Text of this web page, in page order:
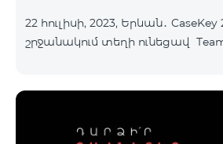
22 հուլիսի, 2023, Երևան․ CaseKey
շրջանակում տեղի ունեցավ
երիտասարդներ ծանոթացան
հրապարակային